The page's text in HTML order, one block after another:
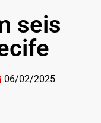
seis
06/02/2025